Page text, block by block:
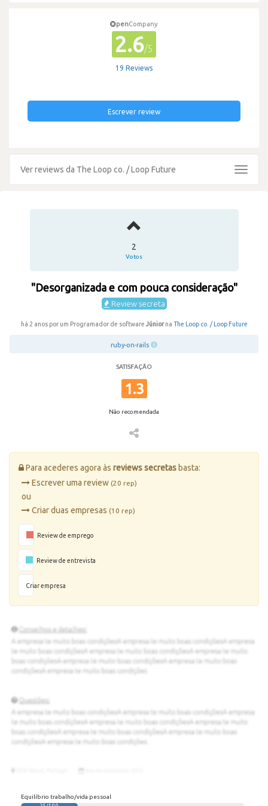
penCompany
2.6/5
19 Reviews
Escrever review
Ver reviews da The Loop co. / Loop Future
Toggle
2
Votos
"Desorganizada e com pouca consideração"
Review secreta
há 2 anos por um Programador de software Júniorna The Loop co. / Loop Future
ruby-on-rails
SATISFAÇÃO
1.3
Não recomendada
Para acederes agora às reviews secretas basta:
Escrever uma review (20 rep)
ou
Criar duas empresas (10 rep)
Review de emprego
Review de entrevista
Criar empresa
Equilíbrio trabalho/vida pessoal